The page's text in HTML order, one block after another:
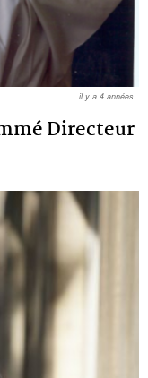
Directeur
il y a 4 années